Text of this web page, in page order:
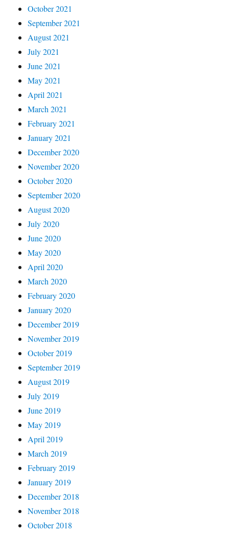
October 2021
September 2021
August 2021
July 2021
June 2021
May 2021
April 2021
March 2021
February 2021
January 2021
December 2020
November 2020
October 2020
September 2020
August 2020
July 2020
June 2020
May 2020
April 2020
March 2020
February 2020
January 2020
December 2019
November 2019
October 2019
September 2019
August 2019
July 2019
June 2019
May 2019
April 2019
March 2019
February 2019
January 2019
December 2018
November 2018
October 2018